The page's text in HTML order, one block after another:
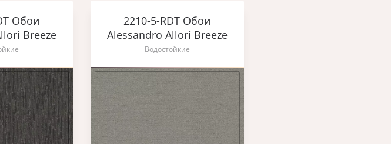
Обои
Breeze
2210-5-RDT Обои
Alessandro Allori Breeze
Водостойкие